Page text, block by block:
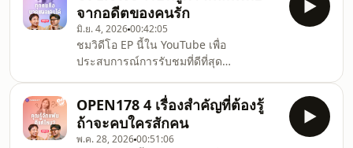
คนรู้
เห็นกันเป็นประจำ เพราะรู้นิสัยใจคอกัน แต่
ก็ไม่แน่ใจเลยว่าจะทำอย่างไรถึงจะขยับ
สถานะจากเพื่อนเป็นแฟนได้.Open
Relationship เข้าใจความกลัวจะเสียเพื่อน
(และอาจไม่ได้แฟน) ว่าเป็นความเปราะ
บาง จึงอยากเสนอขั้นตอนการเปลี่ยน
สถานะว่าจะเ
จากอดีตของคนรัก
มิ.ย. 4, 202600:42:05
ชมวิดีโอ EP นี้ใน YouTube เพื่อ
ประสบการณ์การรับชมที่ดีที่สุด
Open Relationship จะพูดอยู่เสมอว่า อดีต
เป็นสิ่งที่ผ่านไปแล้ว มีเพียงปัจจุบันเท่านั้นที่
เราสามารถจัดการได้ แต่ปฏิเสธไม่ได้เลย
ว่าอดีตคือสิ่งที่กำหนดตัวตนของทั้งเราและ
OPEN178 4 เรื่องสำคัญที่ต้องรู้
ถ้าจะคบใครสักคน
พ.ค. 28, 202600:51:06